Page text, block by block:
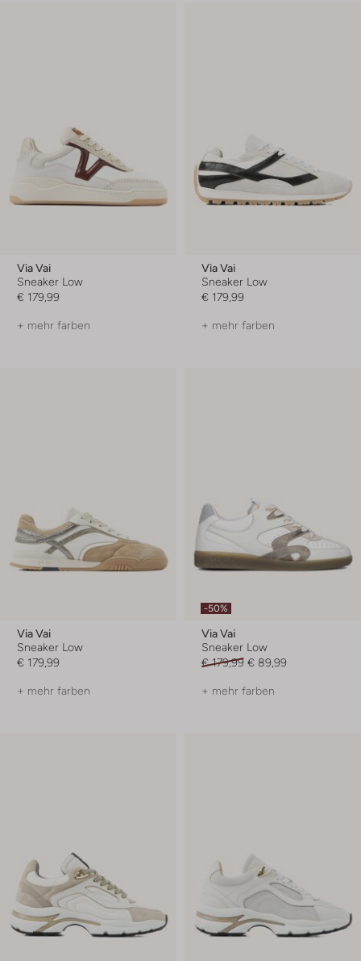
Via Vai
Sneaker Low
€ 179,99
+ mehr farben
Via Vai
Sneaker Low
€ 179,99
+ mehr farben
Via Vai
Sneaker Low
€ 179,99
+ mehr farben
-50%
Via Vai
Sneaker Low
€ 179,99 € 89,99
+ mehr farben